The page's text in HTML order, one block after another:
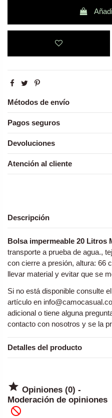
Métodos de envío
Pagos seguros
Devoluciones
Atención al cliente
Descripción
Bolsa impermeable 20 Litros
transporte a prueba de agua.,
con cierre a presión, altura: 66
llevar material y evitar que se
Si no está disponible consulte
artículo en
adicional o tiene alguna
contacto con nosotros y se la
Detalles del producto
 Opiniones (0) -
Moderación de opiniones
